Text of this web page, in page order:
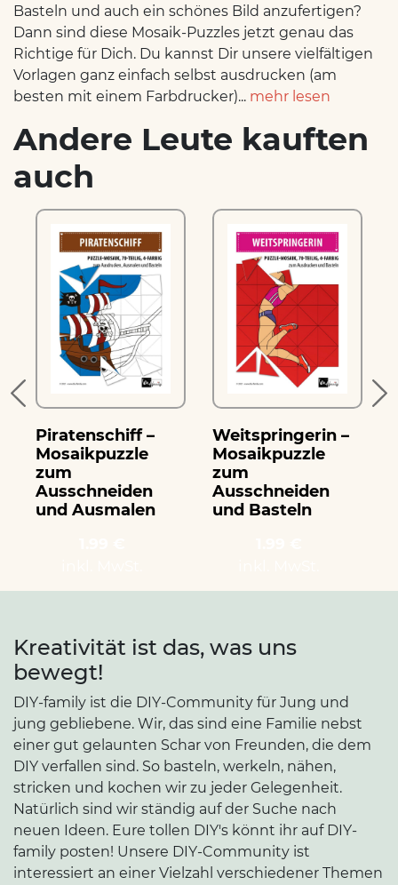
Basteln und auch ein schönes Bild anzufertigen?
Dann sind diese Mosaik-Puzzles jetzt genau das
Richtige für Dich. Du kannst Dir unsere vielfältigen
Vorlagen ganz einfach selbst ausdrucken (am
besten mit einem Farbdrucker)... mehr lesen
Andere Leute kauften
auch
Piratenschiff –
Mosaikpuzzle
zum
Ausschneiden
und Ausmalen
Weitspringerin –
Mosaikpuzzle
zum
Ausschneiden
und Basteln
Kreativität ist das, was uns
bewegt!
DIY-family ist die DIY-Community für Jung und
jung gebliebene. Wir, das sind eine Familie nebst
einer gut gelaunten Schar von Freunden, die dem
DIY verfallen sind. So basteln, werkeln, nähen,
stricken und kochen wir zu jeder Gelegenheit.
Natürlich sind wir ständig auf der Suche nach
neuen Ideen. Eure tollen DIY's könnt ihr auf DIY-
family posten! Unsere DIY-Community ist
interessiert an einer Vielzahl verschiedener Themen